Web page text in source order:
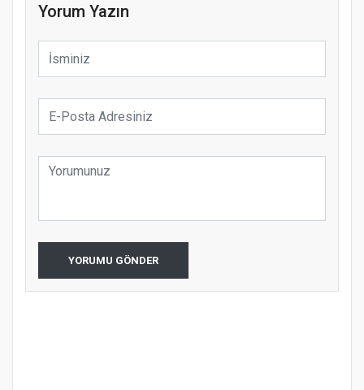
Yorum Yazın
YORUMU GÖNDER